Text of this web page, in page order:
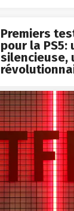
Premiers
pour la PS5:
silencieuse,